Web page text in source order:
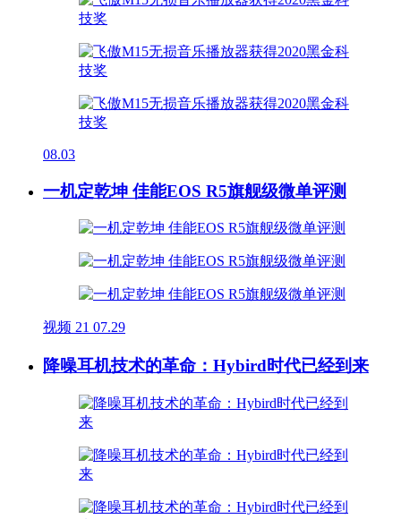
08.03
一机定乾坤 佳能EOS R5旗舰级微单评测
视频 21 07.29
降噪耳机技术的革命：Hybird时代已经到来